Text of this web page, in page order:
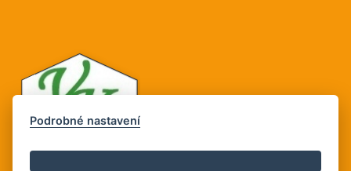
Podrobné nastavení